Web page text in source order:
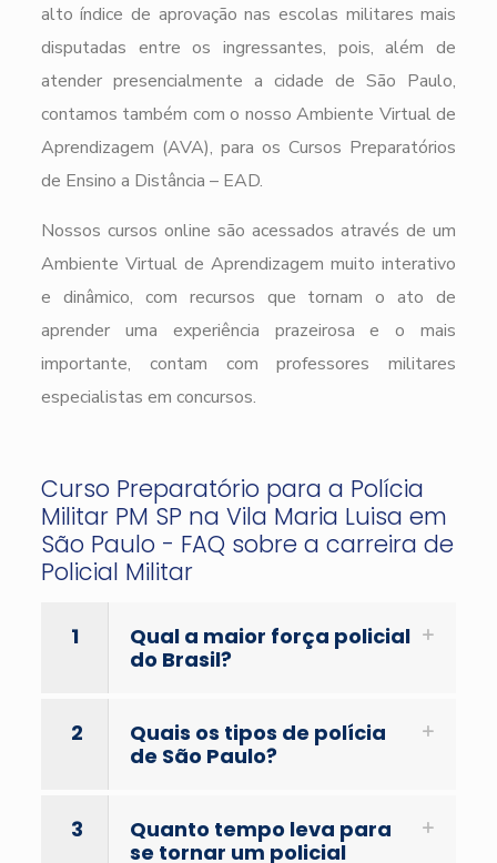
alto índice de aprovação nas escolas militares mais
disputadas entre os ingressantes, pois, além de
atender presencialmente a cidade de São Paulo,
contamos também com o nosso Ambiente Virtual de
Aprendizagem (AVA), para os Cursos Preparatórios
de Ensino a Distância – EAD.
Nossos cursos online são acessados através de um
Ambiente Virtual de Aprendizagem muito interativo
e dinâmico, com recursos que tornam o ato de
aprender uma experiência prazeirosa e o mais
importante, contam com professores militares
especialistas em concursos.
Curso Preparatório para a Polícia
Militar PM SP na Vila Maria Luisa em
São Paulo - FAQ sobre a carreira de
Policial Militar
1
Qual a maior força policial
do Brasil?
2
Quais os tipos de polícia
de São Paulo?
3
Quanto tempo leva para
se tornar um policial